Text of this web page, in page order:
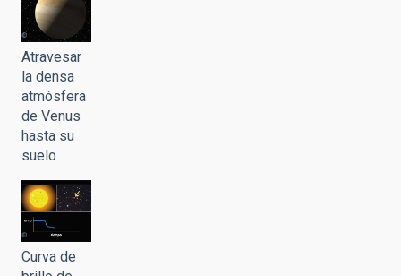
Atravesar
la densa
atmósfera
de Venus
hasta su
suelo
Curva de